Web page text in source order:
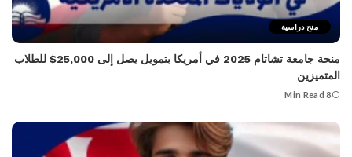
منح دراسية
منحة جامعة تشاتام 2025 في أمريكا بتمويل يصل إلى 25,000$ للطلاب
المتميزين
8 Min Read